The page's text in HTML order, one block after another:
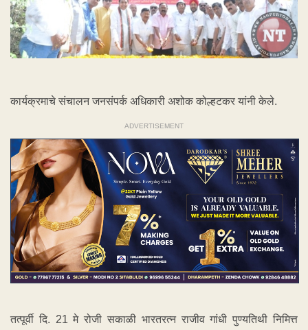
कार्यक्रमाचे संचालन जनसंपर्क अधिकारी अशोक कोल्हटकर यांनी केले.
ADVERTISEMENT
तत्पूर्वी दि. 21 मे रोजी सकाळी भारतरत्न राजीव गांधी पुण्यतिथी निमित्त